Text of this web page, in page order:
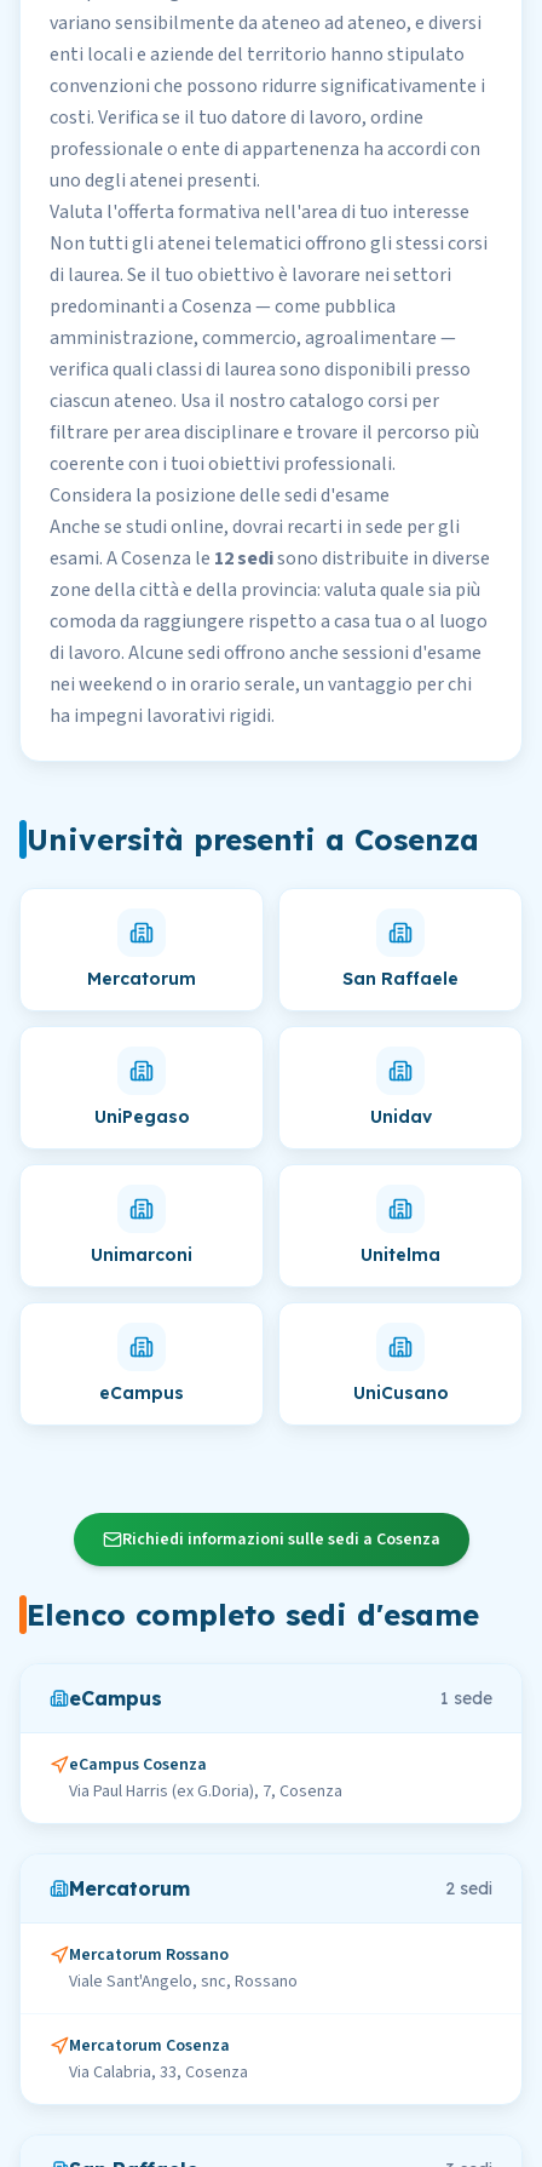
variano sensibilmente da ateneo ad ateneo, e diversi
enti locali e aziende del territorio hanno stipulato
convenzioni che possono ridurre significativamente i
costi. Verifica se il tuo datore di lavoro, ordine
professionale o ente di appartenenza ha accordi con
uno degli atenei presenti.
Valuta l'offerta formativa nell'area di tuo interesse
Non tutti gli atenei telematici offrono gli stessi corsi
di laurea. Se il tuo obiettivo è lavorare nei settori
predominanti a Cosenza — come pubblica
amministrazione, commercio, agroalimentare —
verifica quali classi di laurea sono disponibili presso
ciascun ateneo. Usa il nostrocatalogo corsi per
filtrare per area disciplinare e trovare il percorso più
coerente con i tuoi obiettivi professionali.
Considera la posizione delle sedi d'esame
Anche se studi online, dovrai recarti in sede per gli
esami. A Cosenza le 12 sedisono distribuite in diverse
zone della città e della provincia: valuta quale sia più
comoda da raggiungere rispetto a casa tua o al luogo
di lavoro. Alcune sedi offrono anche sessioni d'esame
nei weekend o in orario serale, un vantaggio per chi
ha impegni lavorativi rigidi.
Università presenti a Cosenza
Mercatorum San Raffaele
UniPegaso Unidav
Unimarconi Unitelma
eCampus UniCusano
Richiedi informazioni sulle sedi a Cosenza
Elenco completo sedi d'esame
eCampus 1 sede
eCampus Cosenza
Via Paul Harris (ex G.Doria), 7, Cosenza
Mercatorum 2 sedi
Mercatorum Rossano
Viale Sant'Angelo, snc, Rossano
Mercatorum Cosenza
Via Calabria, 33, Cosenza